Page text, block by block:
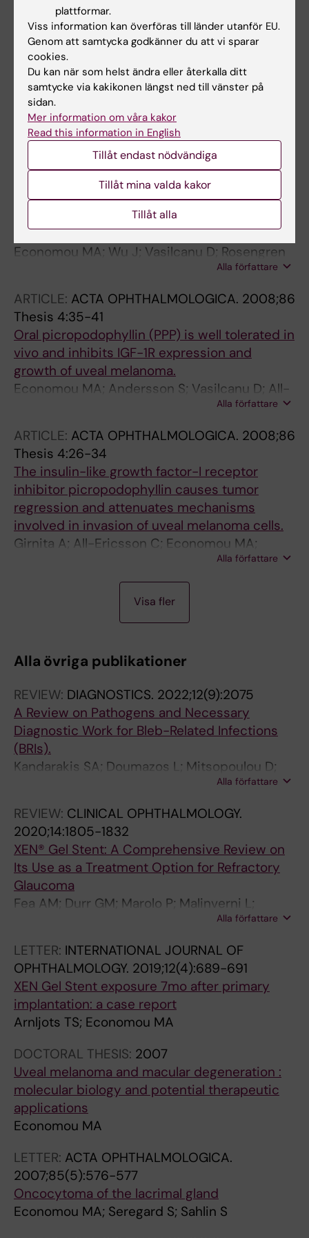
Seregard S; Kiessling R
ARTICLE:ACTA OPHTHALMOLOGICA.
2008;86(8):930-931
Uveal melanoma and macular degeneration:
molecular biology and potential therapeutic
applications
Economou M-A
ARTICLE:ACTA OPHTHALMOLOGICA.2008;86
Thesis 4:42-49
Inhibition of VEGF secretion and experimental
choroidal neovascularization by
picropodophyllin (PPP), an inhibitor of the
insulin-like growth factor-1 receptor.
Economou MA; Wu J; Vasilcanu D; Rosengren
L; All-Ericsson C; van der Ploeg I; Menu E;
Kvanta A
Alla författare
ARTICLE: ACTA OPHTHALMOLOGICA. 2008;86
Thesis 4:35-41
Oral picropodophyllin (PPP) is well tolerated in
vivo and inhibits IGF-1R expression and
growth of uveal melanoma.
Economou MA; Andersson S; Vasilcanu D; All-
Ericsson C; Menu E; Girnita A; Girnita L;
Alla författare
ARTICLE: ACTA OPHTHALMOLOGICA. 2008;86
Thesis 4:26-34
The insulin-like growth factor-I receptor
inhibitor picropodophyllin causes tumor
regression and attenuates mechanisms
involved in invasion of uveal melanoma cells.
Girnita A; All-Ericsson C; Economou MA;
Aström K; Axelson M; Seregard S; Larsson O;
Alla författare
C
E
:
A
C
T
O
P
H
T
H
A
O
L
O
G
I
A
.
2
0
0
;
4
6
:
C
E
:
I
N
V
S
T
I
G
A
T
E
O
P
H
T
A
L
M
O
L
G
Y
&
V
C
E
:
I
N
V
S
T
I
G
A
T
E
O
P
H
T
A
L
M
O
L
G
Y
&
V
C
E
:
A
C
T
O
P
H
T
H
A
O
L
O
G
I
A
.
2
0
0
;
8
5
(
C
E
:
C
L
I
I
C
A
L
C
A
E
R
R
E
S
A
R
C
H
.
0
0
6
;
C
E
:
I
N
V
S
T
I
G
A
T
E
O
P
H
T
A
L
M
O
L
G
Y
&
V
Visa fler
Alla övriga publikationer
REVIEW: DIAGNOSTICS. 2022;12(9):2075
A Review on Pathogens and Necessary
Diagnostic Work for Bleb-Related Infections
(BRIs).
Kandarakis SA; Doumazos L; Mitsopoulou D;
Economou MA; Mylona I; Dimitriou C; Petrou P;
Alla författare
REVIEW: CLINICAL OPHTHALMOLOGY.
2020;14:1805-1832
XEN® Gel Stent: A Comprehensive Review on
Its Use as a Treatment Option for Refractory
Glaucoma
Fea AM; Durr GM; Marolo P; Malinverni L;
Alla författare
LETTER: INTERNATIONAL JOURNAL OF
OPHTHALMOLOGY. 2019;12(4):689-691
XEN Gel Stent exposure 7mo after primary
implantation: a case report
Arnljots TS; Economou MA
DOCTORAL THESIS: 2007
Uveal melanoma and macular degeneration :
molecular biology and potential therapeutic
applications
Economou MA
LETTER: ACTA OPHTHALMOLOGICA.
2007;85(5):576-577
Oncocytoma of the lacrimal gland
Economou MA; Seregard S; Sahlin S
plattformar.
Viss information kan överföras till länder utanför EU.
Genom att samtycka godkänner du att vi sparar
cookies.
Du kan när som helst ändra eller återkalla ditt
samtycke via kakikonen längst ned till vänster på
sidan.
Mer information om våra kakor
Read this information in English
Tillåt endast nödvändiga
Tillåt mina valda kakor
Tillåt alla